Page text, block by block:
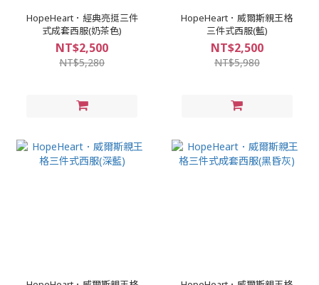
HopeHeart．經典亮挺三件
式成套西服(奶茶色)
NT$2,500
NT$5,280
HopeHeart．威爾斯親王格
三件式西服(藍)
NT$2,500
NT$5,980